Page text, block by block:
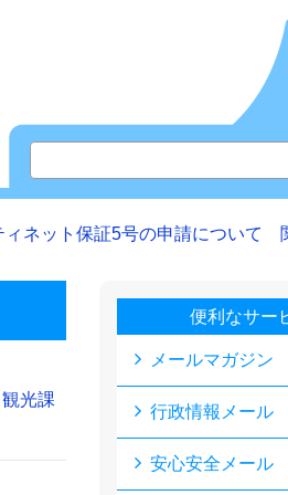
ィネット保証5号の申請について
観光課
便利なサー
メールマガジン
行政情報メール
安心安全メール